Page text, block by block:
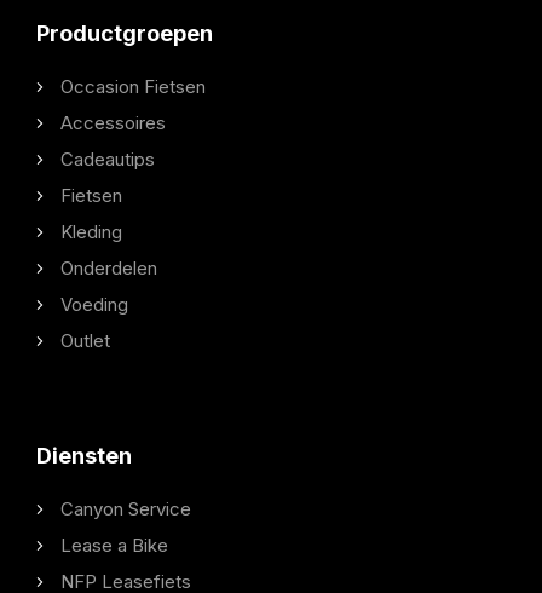
Productgroepen
Occasion Fietsen
Accessoires
Cadeautips
Fietsen
Kleding
Onderdelen
Voeding
Outlet
Diensten
Canyon Service
Lease a Bike
NFP Leasefiets